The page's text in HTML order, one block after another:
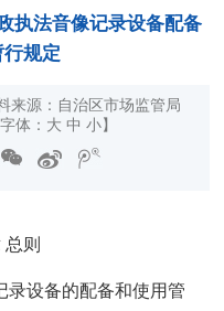
执法音像记录设备配备
规定
源：自治区市场监管局
字体： 大 中 小】
则
录设备的配备和使用管